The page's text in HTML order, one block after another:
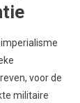
imperialisme
voor de
militaire